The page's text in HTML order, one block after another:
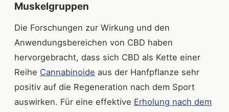
Muskelgruppen
Die Forschungen zur Wirkung und den
Anwendungsbereichen von CBD haben
hervorgebracht, dass sich CBD als Kette einer
Reihe Cannabinoide aus der Hanfpflanze sehr
positiv auf die Regeneration nach dem Sport
auswirken. Für eine effektive Erholung nach dem